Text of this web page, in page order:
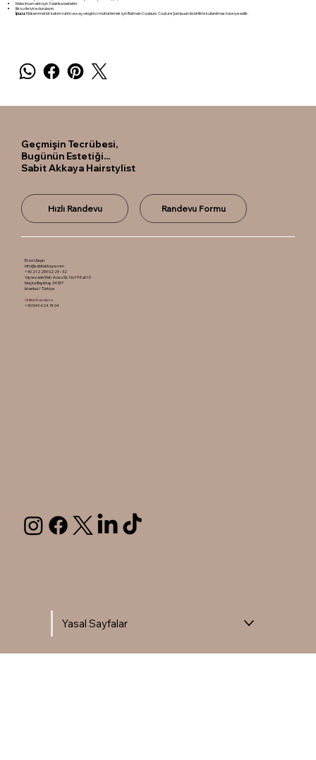
Maksimum etki için 3 dakika bekletin.
Ilık su ile iyice durulayın.
İpucu:Mükemmel bir bakım rutini ve saç renginizi mühürlemek için Balmain Couleurs Couture Şampuan ile birlikte kullanılması tavsiye edilir.
Geçmişin Tecrübesi,
Bugünün Estetiği...
Sabit Akkaya Hairstylist
Randevu Formu
Hızlı Randevu
Bize Ulaşın
info@sabitakkaya.com
+90 212 259 02 29 - 32
Vişnezade Mah. Acısu Sk. No:19 Kat:10
Maçka Beşiktaş 34357
İstanbul / Türkiye
Online Randevu
+90 549 424 74 04
Yasal Sayfalar